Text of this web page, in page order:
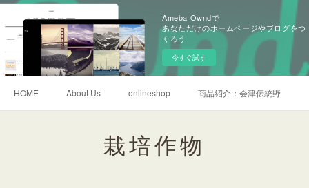
Ameba Owndで
あなただけのホームページやブログをつ
くろう
今すぐ試す
HOME About Us onlineshop 商品紹介：会津伝統野菜
栽培作物